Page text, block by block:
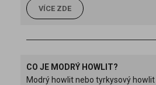
VÍCE ZDE
CO JE MODRÝ HOWLIT?
Modrý howlit nebo tyrkysový